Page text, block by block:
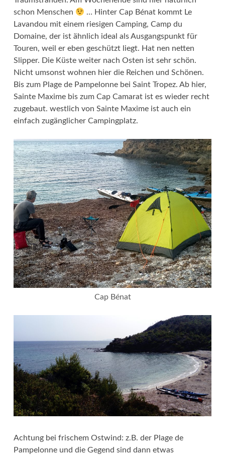
schon Menschen
… Hinter Cap Bénat kommt Le
Lavandou mit einem riesigen Camping, Camp du
Domaine, der ist ähnlich ideal als Ausgangspunkt für
Touren, weil er eben geschützt liegt. Hat nen netten
Slipper. Die Küste weiter nach Osten ist sehr schön.
Nicht umsonst wohnen hier die Reichen und Schönen.
Bis zum Plage de Pampelonne bei Saint Tropez. Ab hier,
Sainte Maxime bis zum Cap Camarat ist es wieder recht
zugebaut. westlich von Sainte Maxime ist auch ein
einfach zugänglicher Campingplatz.
Cap Bénat
Achtung bei frischem Ostwind: z.B. der Plage de
Pampelonne und die Gegend sind dann etwas